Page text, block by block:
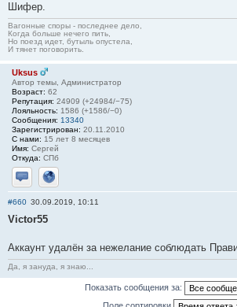
Шифер.
Вагонные споры - последнее дело,
Когда больше нечего пить,
Но поезд идет, бутыль опустела,
И тянет поговорить.
Uksus
Автор темы, Администратор
Возраст: 62
Репутация: 24909 (+24984/−75)
Лояльность: 1586 (+1586/−0)
Сообщения: 13340
Зарегистрирован: 20.11.2010
С нами: 15 лет 8 месяцев
Имя: Сергей
Откуда: СПб
Отправить личное сообщение
Сайт
#660 30.09.2019, 10:11
Victor55
Аккаунт удалён за нежелание соблюдать
Да, я зануда, я знаю...
Показать сообщения за: